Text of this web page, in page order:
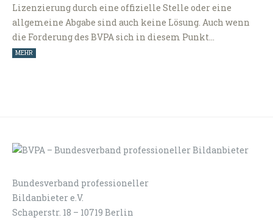
Lizenzierung durch eine offizielle Stelle oder eine
allgemeine Abgabe sind auch keine Lösung. Auch wenn
die Forderung des BVPA sich in diesem Punkt…
MEHR
Bundesverband professioneller
Bildanbieter e.V.
Schaperstr. 18 – 10719 Berlin